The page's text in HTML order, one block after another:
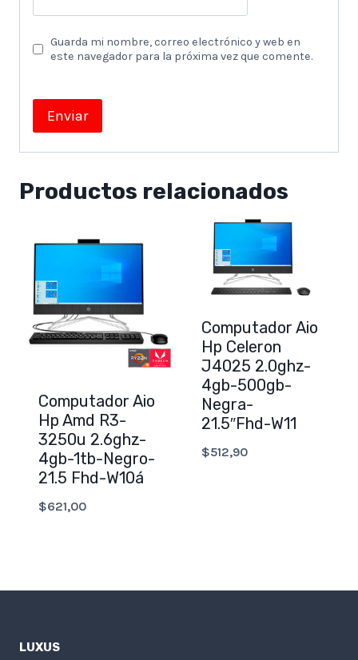
Guarda mi nombre, correo electrónico y web en
este navegador para la próxima vez que comente.
Productos relacionados
Computador Aio
Hp Amd R3-
3250u 2.6ghz-
4gb-1tb-Negro-
21.5 Fhd-W10á
$621,00
Computador Aio
Hp Celeron
J4025 2.0ghz-
4gb-500gb-
Negra-
21.5″Fhd-W11
$512,90
LUXUS